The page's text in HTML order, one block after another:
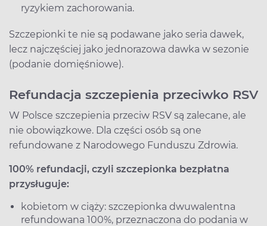
ryzykiem zachorowania.
Szczepionki te nie są podawane jako seria dawek,
lecz najczęściej jako jednorazowa dawka w sezonie
(podanie domięśniowe).
Refundacja szczepienia przeciwko RSV
W Polsce szczepienia przeciw RSV są zalecane, ale
nie obowiązkowe. Dla części osób są one
refundowane z Narodowego Funduszu Zdrowia.
100% refundacji, czyli szczepionka bezpłatna
przysługuje:
kobietom w ciąży: szczepionka dwuwalentna
refundowana 100%, przeznaczona do podania w